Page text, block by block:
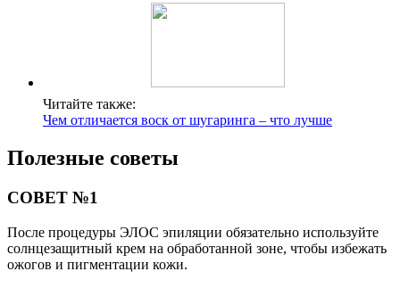
Читайте также:
Чем отличается воск от шугаринга – что лучше
Полезные советы
СОВЕТ №1
После процедуры ЭЛОС эпиляции обязательно используйте
солнцезащитный крем на обработанной зоне, чтобы избежать
ожогов и пигментации кожи.